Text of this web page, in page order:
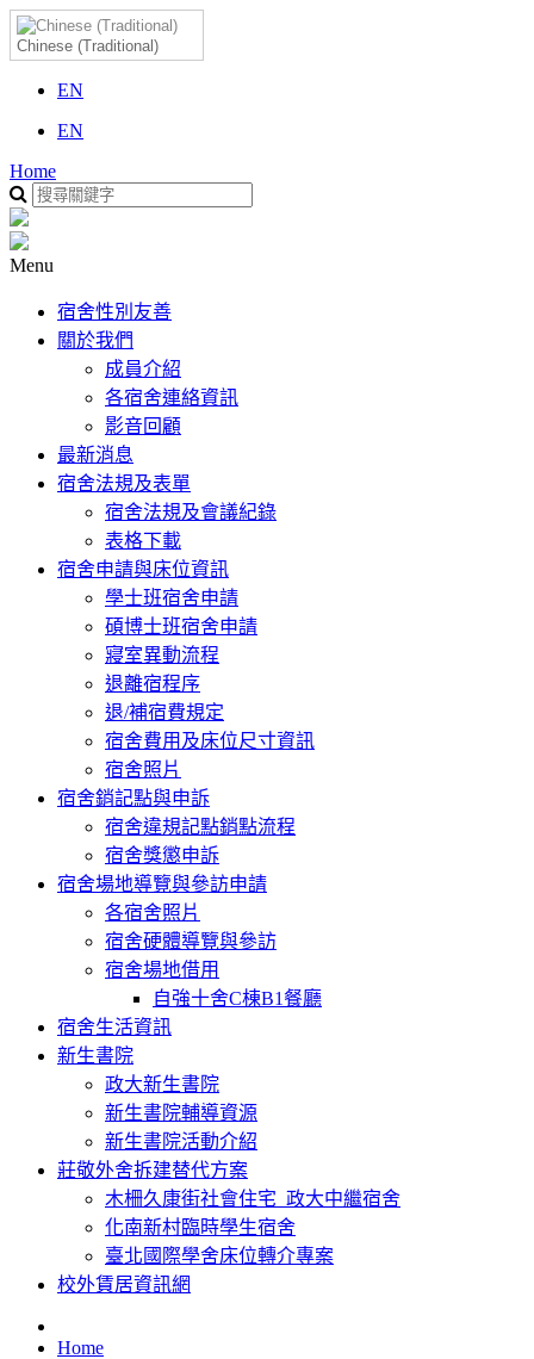
Chinese (Traditional)
EN
EN
Home
Menu
宿舍性別友善
關於我們
成員介紹
各宿舍連絡資訊
影音回顧
最新消息
宿舍法規及表單
宿舍法規及會議紀錄
表格下載
宿舍申請與床位資訊
學士班宿舍申請
碩博士班宿舍申請
寢室異動流程
退離宿程序
退/補宿費規定
宿舍費用及床位尺寸資訊
宿舍照片
宿舍銷記點與申訴
宿舍違規記點銷點流程
宿舍獎懲申訴
宿舍場地導覽與參訪申請
各宿舍照片
宿舍硬體導覽與參訪
宿舍場地借用
自強十舍C棟B1餐廳
宿舍生活資訊
新生書院
政大新生書院
新生書院輔導資源
新生書院活動介紹
莊敬外舍拆建替代方案
木柵久康街社會住宅_政大中繼宿舍
化南新村臨時學生宿舍
臺北國際學舍床位轉介專案
校外賃居資訊網
Home